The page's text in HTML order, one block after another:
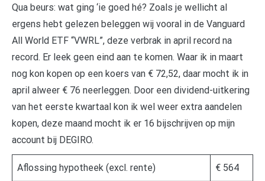
Qua beurs: wat ging ‘ie goed hé? Zoals je wellicht al
ergens hebt gelezen beleggen wij vooral in de Vanguard
All World ETF “VWRL”, deze verbrak in april record na
record. Er leek geen eind aan te komen. Waar ik in maart
nog kon kopen op een koers van € 72,52, daar mocht ik in
april alweer € 76 neerleggen. Door een dividend-uitkering
van het eerste kwartaal kon ik wel weer extra aandelen
kopen, deze maand mocht ik er 16 bijschrijven op mijn
account bij DEGIRO.
Aflossing hypotheek (excl. rente) € 564